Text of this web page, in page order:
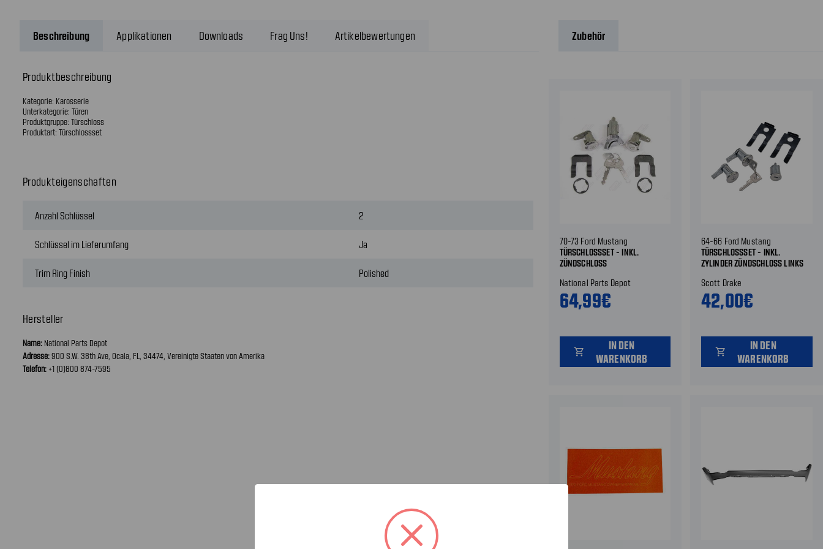
Beschreibung Applikationen Downloads Frag Uns! Artikelbewertungen
Produktbeschreibung
Kategorie: Karosserie
Unterkategorie: Türen
Produktgruppe: Türschloss
Produktart: Türschlossset
Produkteigenschaften
Anzahl Schlüssel 2
Schlüssel im Lieferumfang Ja
Trim Ring Finish Polished
Hersteller
Name: National Parts Depot
Adresse:900 S.W. 38th Ave, Ocala, FL, 34474, Vereinigte Staaten von Amerika
Telefon: +1 (0)800 874-7595
Zubehör
70-73 Ford Mustang
TÜRSCHLOSSSET - INKL.
ZÜNDSCHLOSS
National Parts Depot
64,99€
shopping_cart
IN DEN
WARENKORB
64-66 Ford Mustang
TÜRSCHLOSSSET - INKL.
ZYLINDER ZÜNDSCHLOSS LINKS
Scott Drake
42,00€
shopping_cart
IN DEN
WARENKORB